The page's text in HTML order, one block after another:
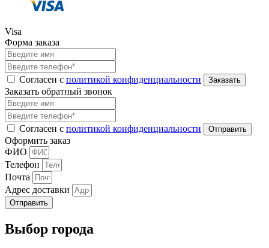
Visa
Форма заказа
Согласен с политикой конфиденциальности
Заказать обратный звонок
Согласен с политикой конфиденциальности
Оформить заказ
ФИО
Телефон
Почта
Адрес доставки
Отправить
Выбор города